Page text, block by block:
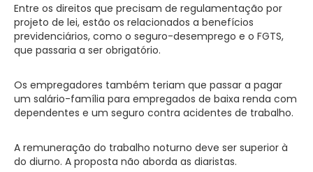
Entre os direitos que precisam de regulamentação por
projeto de lei, estão os relacionados a benefícios
previdenciários, como o seguro-desemprego e o FGTS,
que passaria a ser obrigatório.
Os empregadores também teriam que passar a pagar
um salário-família para empregados de baixa renda com
dependentes e um seguro contra acidentes de trabalho.
A remuneração do trabalho noturno deve ser superior à
do diurno. A proposta não aborda as diaristas.